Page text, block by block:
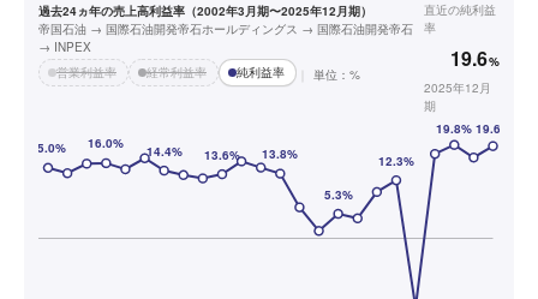
過去24ヵ年の売上高利益率（2002年3月期〜2025年12月期）
帝国石油 → 国際石油開発帝石ホールディングス → 国際石油開発帝石
→ INPEX
営業利益率
経常利益率 純利益率 単位：%
直近の純利益
率
19.6%
2025年12月
期